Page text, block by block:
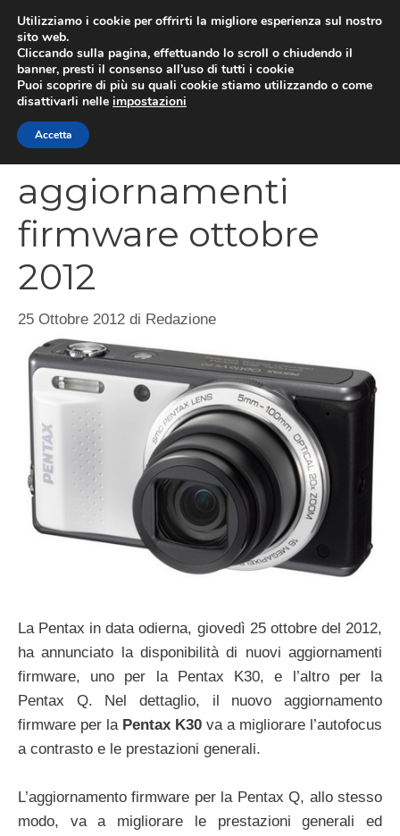
contenuto
Pentax
aggiornamenti
firmware ottobre
2012
25 Ottobre 2012 di Redazione
La Pentax in data odierna, giovedì 25 ottobre del 2012,
ha annunciato la disponibilità di nuovi aggiornamenti
firmware, uno per la Pentax K30, e l’altro per la
Pentax Q. Nel dettaglio, il nuovo aggiornamento
firmware per la Pentax K30 va a migliorare l’autofocus
a contrasto e le prestazioni generali.
L’aggiornamento firmware per la Pentax Q, allo stesso
modo, va a migliorare le prestazioni generali ed
Utilizziamo i cookie per offrirti la migliore esperienza sul nostro
sito web.
Cliccando sulla pagina, effettuando lo scroll o chiudendo il
banner, presti il consenso all’uso di tutti i cookie
Puoi scoprire di più su quali cookie stiamo utilizzando o come
disattivarli nelle impostazioni
Accetta